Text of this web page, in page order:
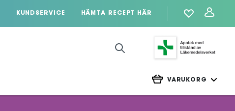
KUNDSERVICE HÄMTA RECEPT HÄR
VARUKORG